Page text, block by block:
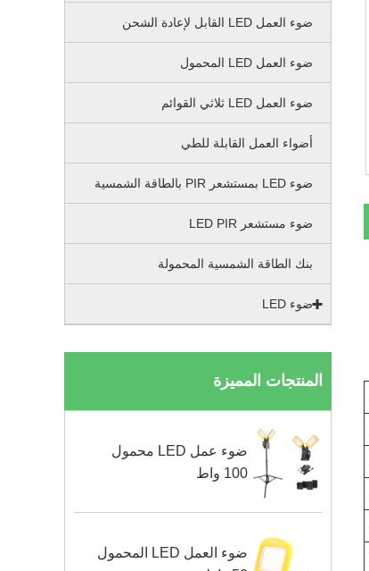
ضوء العمل LED القابل لإعادة الشحن
ضوء العمل LED المحمول
ضوء العمل LED ثلاثي القوائم
أضواء العمل القابلة للطي
ضوء LED بمستشعر PIR بالطاقة الشمسية
ضوء مستشعر LED PIR
بنك الطاقة الشمسية المحمولة
ضوء LED
المنتجات المميزة
ضوء عمل LED محمول
100 واط
ضوء العمل LED المحمول